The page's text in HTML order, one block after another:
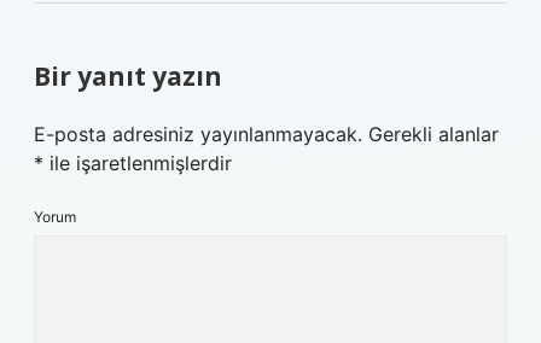
Bir yanıt yazın
E-posta adresiniz yayınlanmayacak. Gerekli alanlar
* ile işaretlenmişlerdir
Yorum